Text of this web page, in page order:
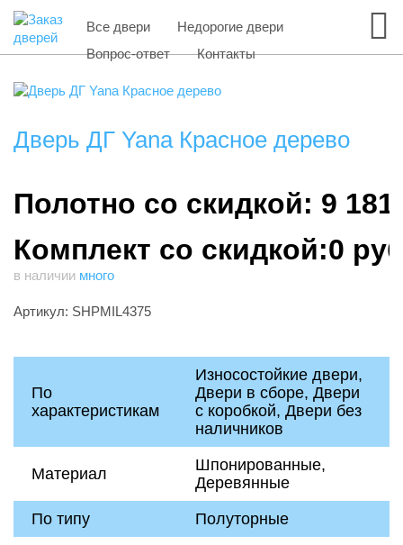
Все двери
Недорогие двери
Вопрос-ответ
Контакты
Дверь ДГ Yana Красное дерево
Полотно со скидкой: 9 181
Комплект со скидкой:0
в наличии много
Артикул: SHPMIL4375
По
характеристикам
Износостойкие двери,
Двери в сборе, Двери
с коробкой, Двери без
наличников
Материал
Шпонированные,
Деревянные
По типу
Полуторные